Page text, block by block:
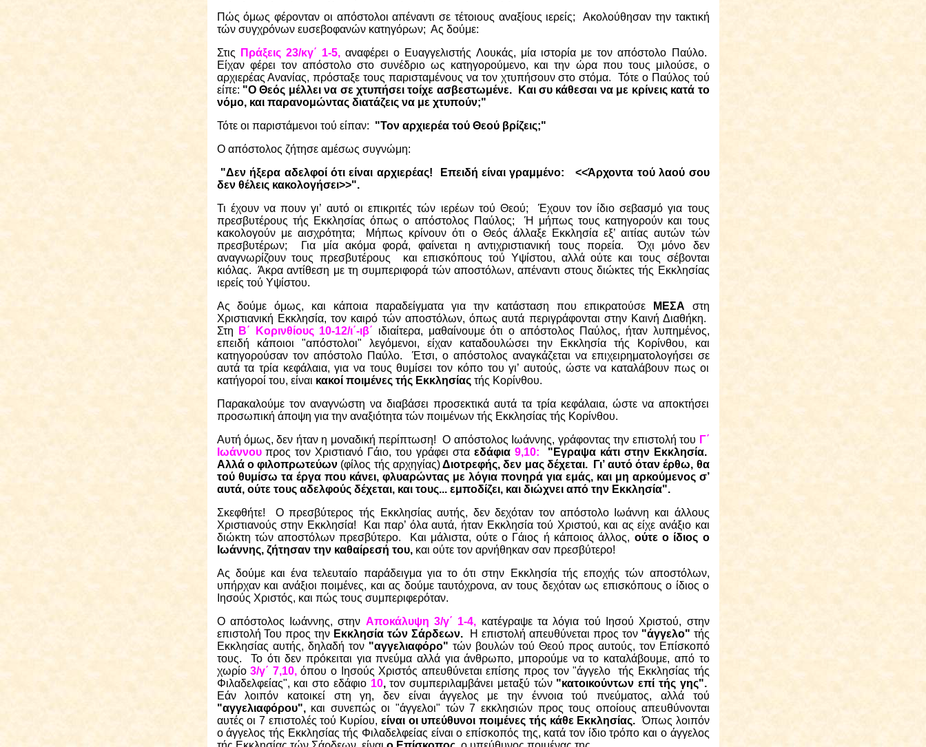
Πώς όμως φέρονταν οι απόστολοι απέναντι σε τέτοιους αναξίους ιερείς;
Ακολούθησαν την τακτική
τών συγχρόνων ευσεβοφανών κατηγόρων; Ας δούμε:
Στις
Πράξεις 23/κγ΄ 1-5, αναφέρει ο Ευαγγελιστής Λουκάς, μία ιστορία με τον απόστολο Παύλο.
Είχαν φέρει τον απόστολο στο συνέδριο ως κατηγορούμενο, και την ώρα που τους μιλούσε, ο
αρχιερέας Ανανίας, πρόσταξε τους παρισταμένους να τον χτυπήσουν στο στόμα.
Τότε ο Παύλος τού
είπε: "Ο Θεός μέλλει να σε χτυπήσει τοίχε ασβεστωμένε.
Και συ κάθεσαι να με κρίνεις κατά το
νόμο, και παρανομώντας διατάζεις να με χτυπούν;"
Τότε οι παριστάμενοι τού είπαν: "Τον αρχιερέα τού Θεού βρίζεις;"
Ο απόστολος ζήτησε αμέσως συγνώμη:
"Δεν ήξερα αδελφοί ότι είναι αρχιερέας!
Επειδή είναι γραμμένο:
<<Άρχοντα τού λαού σου
δεν θέλεις κακολογήσει>>".
Τι έχουν να πουν γι’ αυτό οι επικριτές τών ιερέων τού Θεού;
Έχουν τον ίδιο σεβασμό για τους
πρεσβυτέρους τής Εκκλησίας όπως ο απόστολος Παύλος;
Ή μήπως τους κατηγορούν και τους
κακολογούν με αισχρότητα;
Μήπως κρίνουν ότι ο Θεός άλλαξε Εκκλησία εξ’ αιτίας αυτών τών
πρεσβυτέρων;
Για μία ακόμα φορά, φαίνεται η αντιχριστιανική τους πορεία.
Όχι μόνο δεν
αναγνωρίζουν τους πρεσβυτέρους
και επισκόπους τού Υψίστου, αλλά ούτε και τους σέβονται
κιόλας. Άκρα αντίθεση με τη συμπεριφορά τών αποστόλων, απέναντι στους διώκτες τής Εκκλησίας
ιερείς τού Υψίστου.
Ας δούμε όμως, και κάποια παραδείγματα για την κατάσταση που επικρατούσε
ΜΕΣΑ στη
Χριστιανική Εκκλησία, τον καιρό τών αποστόλων, όπως αυτά περιγράφονται στην Καινή Διαθήκη.
Στη
Β΄ Κορινθίους 10-12/ι΄-ιβ΄ ιδιαίτερα, μαθαίνουμε ότι ο απόστολος Παύλος, ήταν λυπημένος,
επειδή κάποιοι "απόστολοι" λεγόμενοι, είχαν καταδουλώσει την Εκκλησία τής Κορίνθου, και
κατηγορούσαν τον απόστολο Παύλο.
Έτσι, ο απόστολος αναγκάζεται να επιχειρηματολογήσει σε
αυτά τα τρία κεφάλαια, για να τους θυμίσει τον κόπο του γι’ αυτούς, ώστε να καταλάβουν πως οι
κατήγοροί του, είναι κακοί ποιμένες τής Εκκλησίαςτής Κορίνθου.
Παρακαλούμε τον αναγνώστη να διαβάσει προσεκτικά αυτά τα τρία κεφάλαια, ώστε να αποκτήσει
προσωπική άποψη για την αναξιότητα τών ποιμένων τής Εκκλησίας τής Κορίνθου.
Αυτή όμως, δεν ήταν η μοναδική περίπτωση!
Ο απόστολος Ιωάννης, γράφοντας την επιστολή του Γ΄
Ιωάννουπρος τον Χριστιανό Γάιο, του γράφει στα εδάφια 9,10:
"Εγραψα κάτι στην Εκκλησία.
Αλλά ο φιλοπρωτεύων (φίλος τής αρχηγίας)Διοτρεφής, δεν μας δέχεται.
Γι’ αυτό όταν έρθω, θα
τού θυμίσω τα έργα που κάνει, φλυαρώντας με λόγια πονηρά για εμάς, και μη αρκούμενος σ’
αυτά, ούτε τους αδελφούς δέχεται, και τους... εμποδίζει, και διώχνει από την Εκκλησία".
Σκεφθήτε!
Ο πρεσβύτερος τής Εκκλησίας αυτής, δεν δεχόταν τον απόστολο Ιωάννη και άλλους
Χριστιανούς στην Εκκλησία!
Και παρ’ όλα αυτά, ήταν Εκκλησία τού Χριστού, και ας είχε ανάξιο και
διώκτη τών αποστόλων πρεσβύτερο.
Και μάλιστα, ούτε ο Γάιος ή κάποιος άλλος, ούτε ο ίδιος ο
Ιωάννης, ζήτησαν την καθαίρεσή του,και ούτε τον αρνήθηκαν σαν πρεσβύτερο!
Ας δούμε και ένα τελευταίο παράδειγμα για το ότι στην Εκκλησία τής εποχής τών αποστόλων,
υπήρχαν και ανάξιοι ποιμένες, και ας δούμε ταυτόχρονα, αν τους δεχόταν ως επισκόπους ο ίδιος ο
Ιησούς Χριστός, και πώς τους συμπεριφερόταν.
Ο απόστολος Ιωάννης, στην Αποκάλυψη 3/γ΄ 1-4, κατέγραψε τα λόγια τού Ιησού Χριστού, στην
επιστολή Του προς την Εκκλησία τών Σάρδεων. Η επιστολή απευθύνεται προς τον "άγγελο" τής
Εκκλησίας αυτής, δηλαδή τον "αγγελιαφόρο" τών βουλών τού Θεού προς αυτούς, τον Επίσκοπό
τους.
Το ότι δεν πρόκειται για πνεύμα αλλά για άνθρωπο, μπορούμε να το καταλάβουμε, από το
χωρίο3/γ΄ 7,10,όπου ο Ιησούς Χριστός απευθύνεται επίσης προς τον "άγγελο
τής Εκκλησίας τής
Φιλαδελφείας", και στο εδάφιο 10,τον συμπεριλαμβάνει μεταξύ τών "κατοικούντων επί τής γης".
Εάν λοιπόν κατοικεί στη γη, δεν είναι άγγελος με την έννοια τού πνεύματος, αλλά τού
"αγγελιαφόρου",και συνεπώς οι "άγγελοι" τών 7 εκκλησιών προς τους οποίους απευθύνονται
αυτές οι 7 επιστολές τού Κυρίου, είναι οι υπεύθυνοι ποιμένες τής κάθε Εκκλησίας. Όπως λοιπόν
ο άγγελος τής Εκκλησίας τής Φιλαδελφείας είναι ο επίσκοπός της, κατά τον ίδιο τρόπο και ο άγγελος